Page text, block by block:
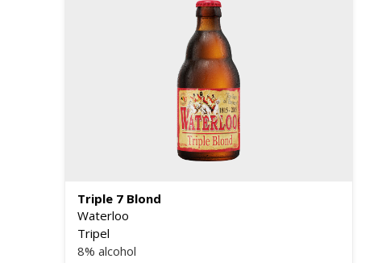
Tri­ple 7 Blond
Waterloo
Tripel
8% alcohol